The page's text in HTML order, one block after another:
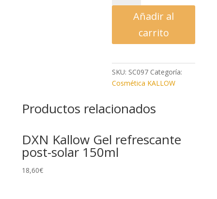
Aceite
bronceadorAñadir al
carrito
SKU: SC097 Categoría:
Cosmética KALLOW
Productos relacionados
DXN Kallow Gel refrescante
post-solar 150ml
18,60€